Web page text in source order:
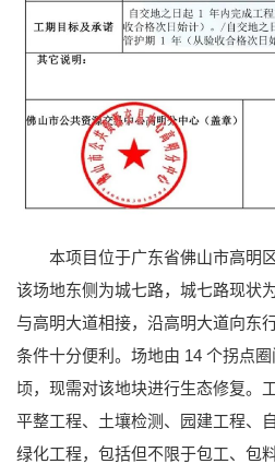
本项目位于广东省佛山市高明区
该场地东侧为城七路，城七路现状
与高明大道相接，沿高明大道向东
条件十分便利。场地由 14 个拐点
顷，现需对该地块进行生态修复。
平整工程、土壤检测、园建工程、
绿化工程，包括但不限于包工、包